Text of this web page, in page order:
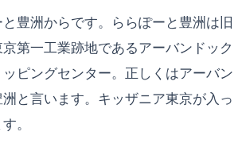
豊洲からです。ららぽーと豊洲は旧
第一工業跡地であるアーバンドック
ピングセンター。正しくはアーバン
洲と言います。キッザニア東京が入っ
。